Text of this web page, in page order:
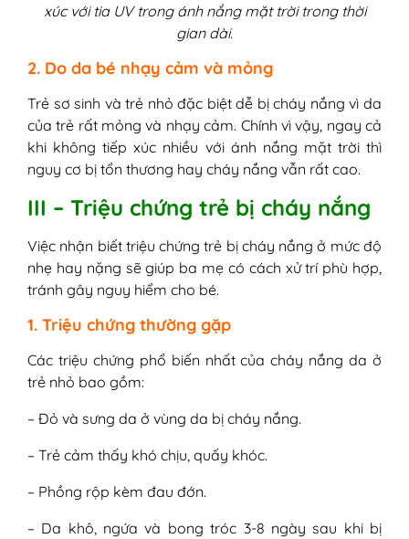
xúc với tia UV trong ánh nắng mặt trời trong thời
gian dài.
2. Do da bé nhạy cảm và mỏng
Trẻ sơ sinh và trẻ nhỏ đặc biệt dễ bị cháy nắng vì da
của trẻ rất mỏng và nhạy cảm. Chính vì vậy, ngay cả
khi không tiếp xúc nhiều với ánh nắng mặt trời thì
nguy cơ bị tổn thương hay cháy nắng vẫn rất cao.
III – Triệu chứng trẻ bị cháy nắng
Việc nhận biết triệu chứng trẻ bị cháy nắng ở mức độ
nhẹ hay nặng sẽ giúp ba mẹ có cách xử trí phù hợp,
tránh gây nguy hiểm cho bé.
1. Triệu chứng thường gặp
Các triệu chứng phổ biến nhất của cháy nắng da ở
trẻ nhỏ bao gồm:
– Đỏ và sưng da ở vùng da bị cháy nắng.
– Trẻ cảm thấy khó chịu, quấy khóc.
– Phồng rộp kèm đau đớn.
– Da khô, ngứa và bong tróc 3-8 ngày sau khi bị